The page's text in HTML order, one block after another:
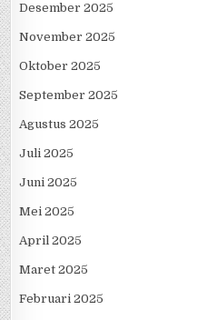
Desember 2025
November 2025
Oktober 2025
September 2025
Agustus 2025
Juli 2025
Juni 2025
Mei 2025
April 2025
Maret 2025
Februari 2025